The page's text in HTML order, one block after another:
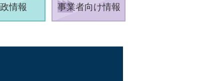
情報 事業者向け情報